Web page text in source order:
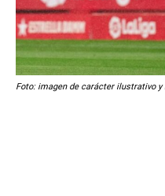
Foto: imagen de carácter ilustrativo